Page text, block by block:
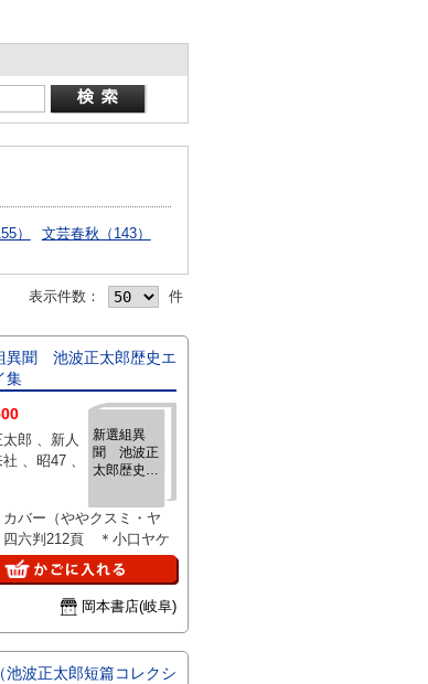
）
文芸春秋（143）
表示件数： 件
異聞 池波正太郎歴史エ
集
新選組異
聞 池波正
太郎歴史エ
、新人
、
バー（ややクスミ・ヤ
六判212頁 ＊小口ヤケ
岡本書店(岐阜)
池波正太郎短篇コレクシ